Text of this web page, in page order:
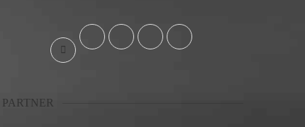
PARTNER